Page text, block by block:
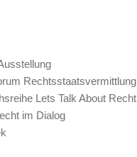
Rechtsstaatsvermittlung
Lets Talk About Recht
im Dialog